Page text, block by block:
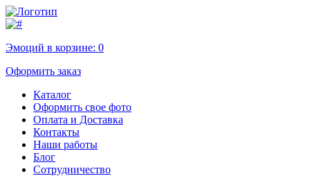
Эмоций в корзине: 0
Оформить заказ
Каталог
Оформить свое фото
Оплата и Доставка
Контакты
Наши работы
Блог
Сотрудничество